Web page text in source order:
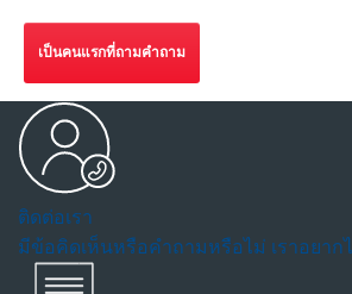
เป็นคนแรกที่ถามคำถาม
ติดต่อเรา
มีข้อคิดเห็นหรือคำถามหรือไม่ เราอยา